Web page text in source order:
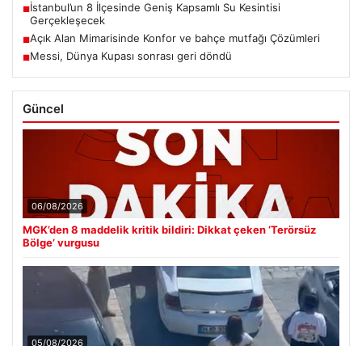
■İstanbul’un 8 İlçesinde Geniş Kapsamlı Su Kesintisi
Gerçekleşecek
■Açık Alan Mimarisinde Konfor ve bahçe mutfağı Çözümleri
■Messi, Dünya Kupası sonrası geri döndü
Güncel
06/08/2026
MGK’den 8 maddelik kritik bildiri: Dikkat çeken ‘Terörsüz
Bölge’ vurgusu
05/08/2026